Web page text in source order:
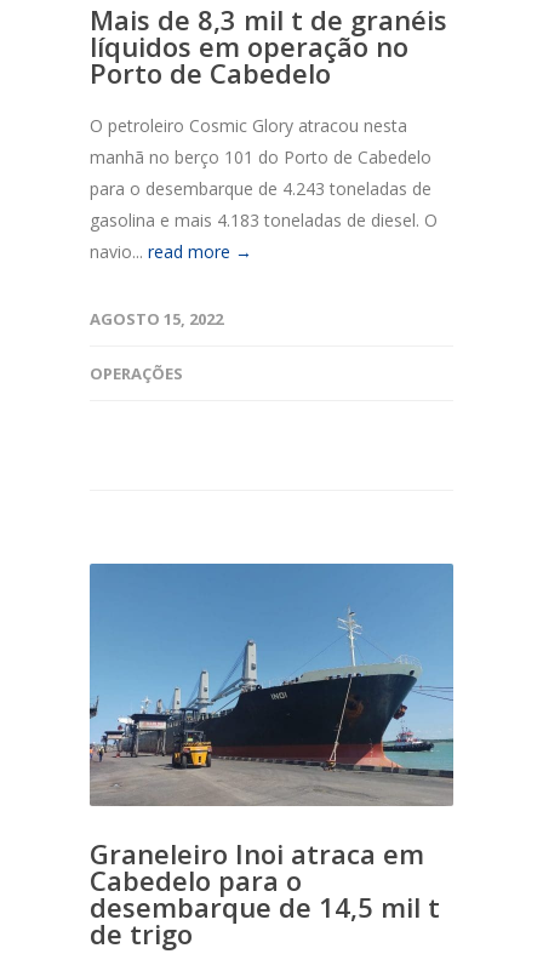
Mais de 8,3 mil t de granéis
líquidos em operação no
Porto de Cabedelo
O petroleiro Cosmic Glory atracou nesta
manhã no berço 101 do Porto de Cabedelo
para o desembarque de 4.243 toneladas de
gasolina e mais 4.183 toneladas de diesel. O
navio... read more →
AGOSTO 15, 2022
OPERAÇÕES
Graneleiro Inoi atraca em
Cabedelo para o
desembarque de 14,5 mil t
de trigo